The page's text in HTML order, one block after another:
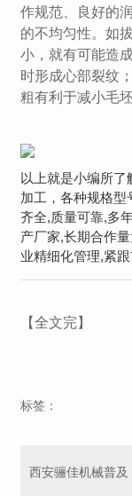
作规范、良好的
的不均匀性。如
小，就有可能造
时形成心部裂纹
粗有利于减小毛
以上就是小编所了
加工，各种规格型
齐全,质量可靠,多
产厂家,长期合作
业精细化管理,紧
【全文完】
标签：